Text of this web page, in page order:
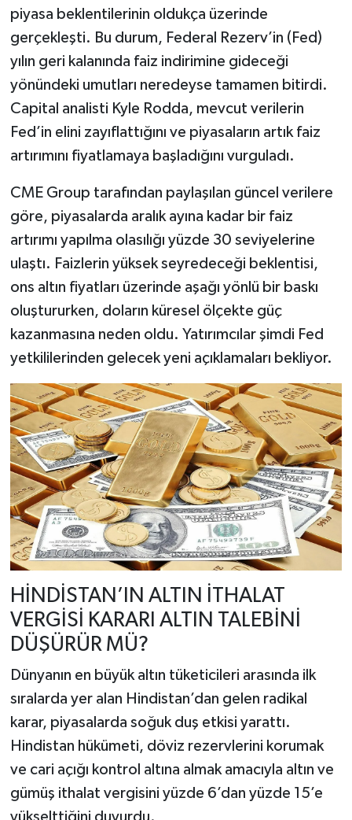
piyasa beklentilerinin oldukça üzerinde
gerçekleşti. Bu durum, Federal Rezerv’in (Fed)
yılın geri kalanında faiz indirimine gideceği
yönündeki umutları neredeyse tamamen bitirdi.
Capital analisti Kyle Rodda, mevcut verilerin
Fed’in elini zayıflattığını ve piyasaların artık faiz
artırımını fiyatlamaya başladığını vurguladı.
CME Group tarafından paylaşılan güncel verilere
göre, piyasalarda aralık ayına kadar bir faiz
artırımı yapılma olasılığı yüzde 30 seviyelerine
ulaştı. Faizlerin yüksek seyredeceği beklentisi,
ons altın fiyatları üzerinde aşağı yönlü bir baskı
oluştururken, doların küresel ölçekte güç
kazanmasına neden oldu. Yatırımcılar şimdi Fed
yetkililerinden gelecek yeni açıklamaları bekliyor.
HİNDİSTAN’IN ALTIN İTHALAT
VERGİSİ KARARI ALTIN TALEBİNİ
DÜŞÜRÜR MÜ?
Dünyanın en büyük altın tüketicileri arasında ilk
sıralarda yer alan Hindistan’dan gelen radikal
karar, piyasalarda soğuk duş etkisi yarattı.
Hindistan hükümeti, döviz rezervlerini korumak
ve cari açığı kontrol altına almak amacıyla altın ve
gümüş ithalat vergisini yüzde 6’dan yüzde 15’e